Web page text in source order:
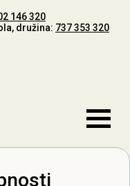
146 320
družina: 737 353 320